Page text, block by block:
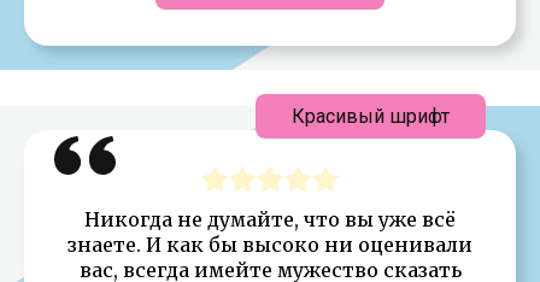
Никогда не думайте, что вы уже всё
знаете. И как бы высоко ни оценивали
вас, всегда имейте мужество сказать
Красивый шрифт